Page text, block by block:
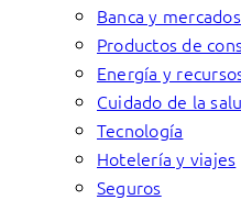
Banca y
Productos de
Energía y
Cuidado de la
Tecnología
Hotelería y viajes
Seguros